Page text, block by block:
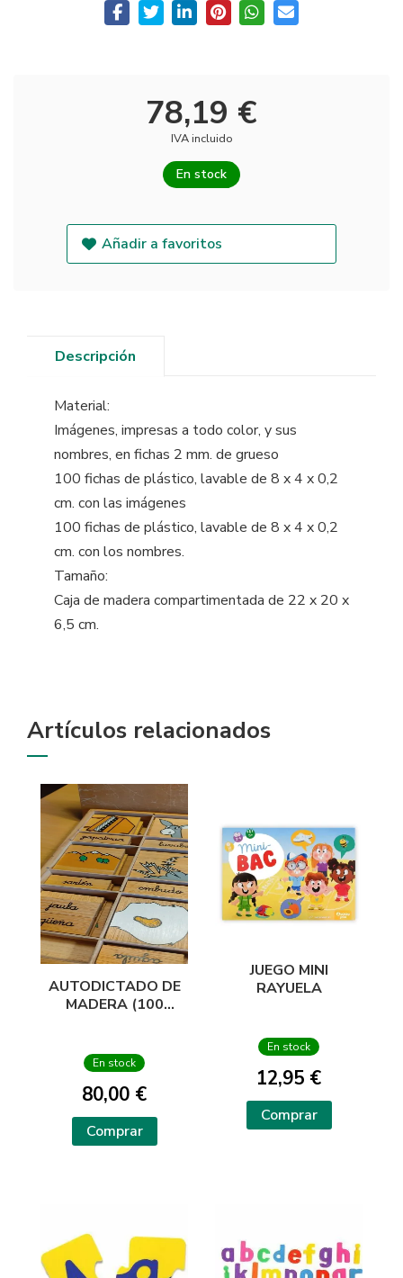
78,19 €
IVA incluido
En stock
Añadir a favoritos
Descripción
Material:
Imágenes, impresas a todo color, y sus
nombres, en fichas 2 mm. de grueso
100 fichas de plástico, lavable de 8 x 4 x 0,2
cm. con las imágenes
100 fichas de plástico, lavable de 8 x 4 x 0,2
cm. con los nombres.
Tamaño:
Caja de madera compartimentada de 22 x 20 x
6,5 cm.
Artículos relacionados
AUTODICTADO DE
MADERA (100
En stock
80,00 €
Comprar
JUEGO MINI
RAYUELA
En stock
12,95 €
Comprar